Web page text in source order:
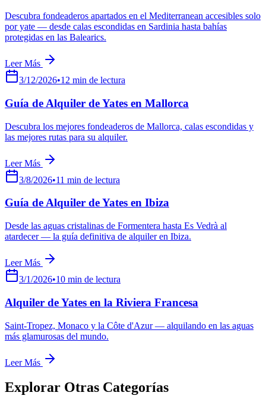
Descubra fondeaderos apartados en el Mediterranean accesibles solo
por yate — desde calas escondidas en Sardinia hasta bahías
protegidas en las Balearics.
Leer Más
3/12/2026•12 min de lectura
Guía de Alquiler de Yates en Mallorca
Descubra los mejores fondeaderos de Mallorca, calas escondidas y
las mejores rutas para su alquiler.
Leer Más
3/8/2026•11 min de lectura
Guía de Alquiler de Yates en Ibiza
Desde las aguas cristalinas de Formentera hasta Es Vedrà al
atardecer — la guía definitiva de alquiler en Ibiza.
Leer Más
3/1/2026•10 min de lectura
Alquiler de Yates en la Riviera Francesa
Saint-Tropez, Monaco y la Côte d'Azur — alquilando en las aguas
más glamurosas del mundo.
Leer Más
Explorar Otras Categorías